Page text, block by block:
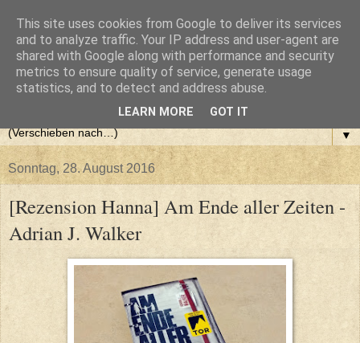
▼
Sonntag, 28. August 2016
[Rezension Hanna] Am Ende aller Zeiten -
Adrian J. Walker
This site uses cookies from Google to deliver its services
and to analyze traffic. Your IP address and user-agent are
shared with Google along with performance and security
metrics to ensure quality of service, generate usage
statistics, and to detect and address abuse.
LEARN MORE GOT IT